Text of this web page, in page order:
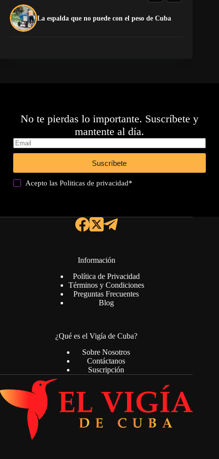
La espalda que no puede con el peso de Cuba
No te pierdas lo importante. Suscríbete y
mantente al día.
Suscríbete
Acepto lasPoliticas de privacidad*
Información
Política de Privacidad
Términos y Condiciones
Preguntas Frecuentes
Blog
¿Qué es el Vigía de Cuba?
Sobre Nosotros
Contáctanos
Suscripción